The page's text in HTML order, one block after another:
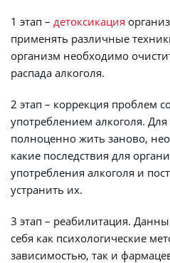
1 этап – детоксикация
применять различные
организм необходимо
распада алкоголя.
2 этап – коррекция проблем
употреблением алкоголя.
полноценно жить заново,
какие последствия для
употребления алкоголя и
устранить их.
3 этап – реабилитация.
себя как психологические
зависимостью, так и